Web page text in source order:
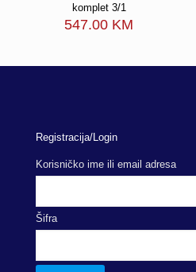
komplet 3/1
547.00 KM
Registracija/Login
Korisničko ime ili email adresa
Šifra